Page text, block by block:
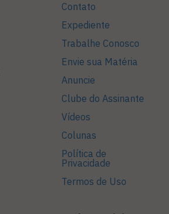
Contato
Expediente
Trabalhe Conosco
Envie sua Matéria
Anuncie
Clube do Assinante
Vídeos
Colunas
Política de
Privacidade
Termos de Uso